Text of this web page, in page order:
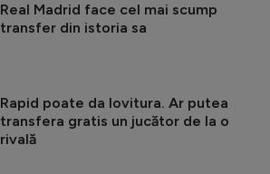
Real Madrid face cel mai scump
transfer din istoria sa
Rapid poate da lovitura. Ar putea
transfera gratis un jucător de la o
rivală